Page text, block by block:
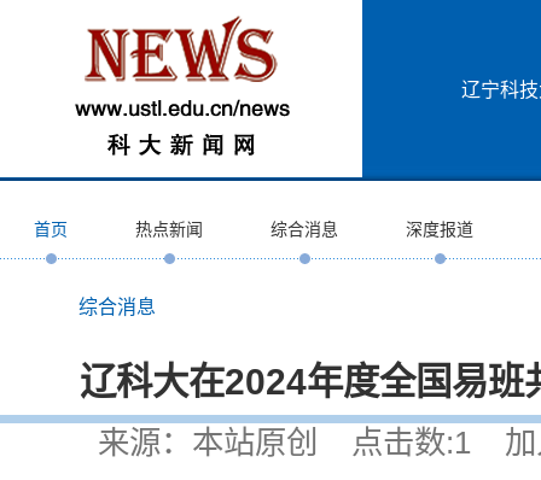
辽宁科
首页 热点新闻 综合消息 深度报道
综合消息
辽科大在2024年度全国易班
来源：本站原创 点击数:1 加